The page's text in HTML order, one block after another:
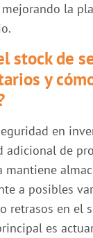
la
stock de
y
en
adicional de
mantiene
a posibles
retrasos en el
es